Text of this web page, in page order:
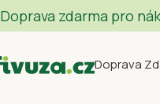
Doprava
Doprava zdarma pro